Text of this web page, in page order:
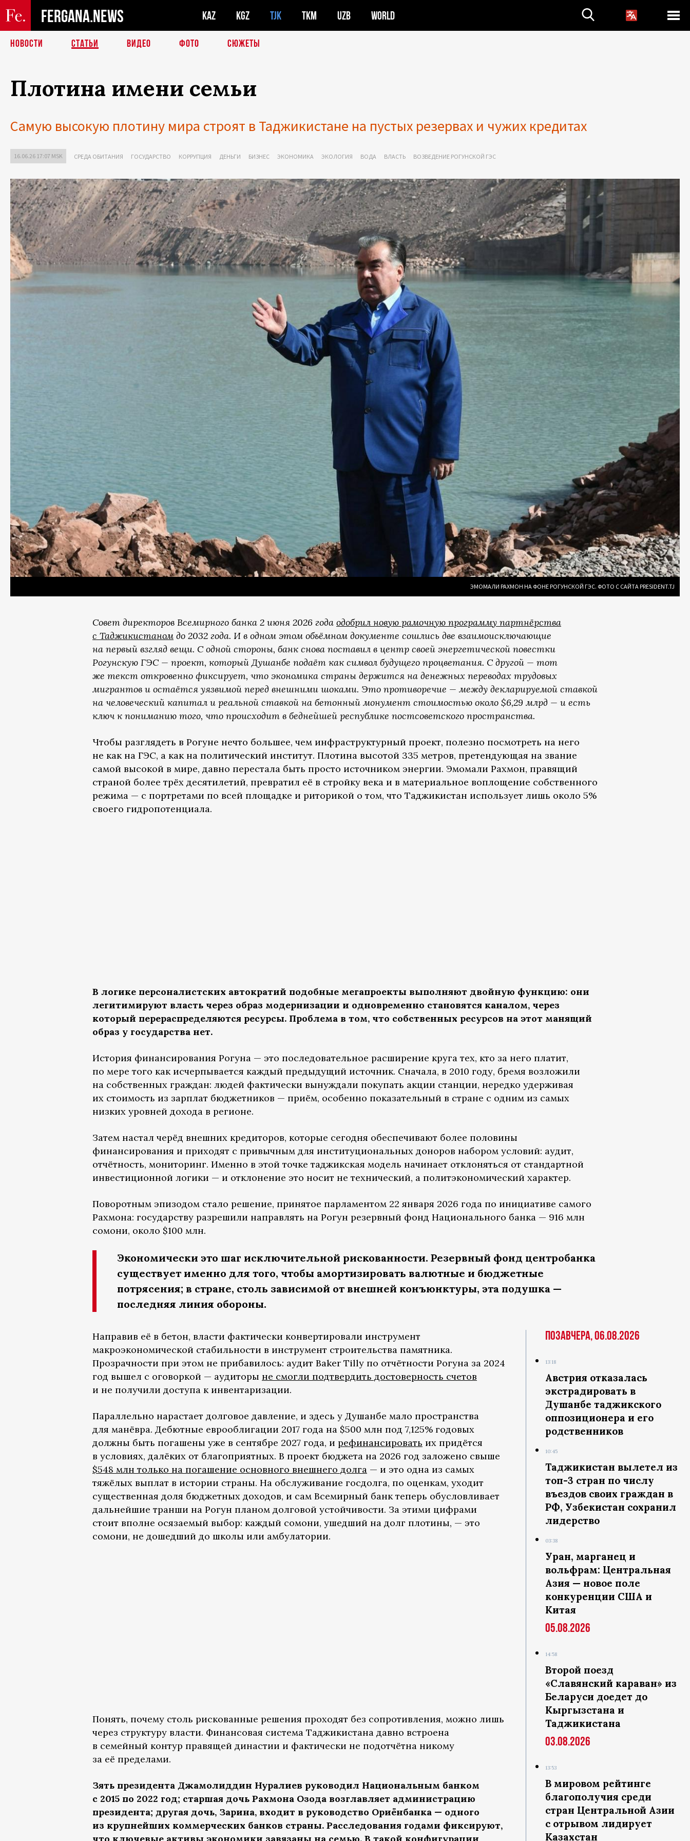
FERGANA.NEWS KAZ KGZ TJK TKM UZB WORLD
НОВОСТИ СТАТЬИ ВИДЕО ФОТО СЮЖЕТЫ
Плотина имени семьи
Самую высокую плотину мира строят в Таджикистане на пустых резервах и чужих кредитах
16.06.26 17:07 MSK СРЕДА ОБИТАНИЯ ГОСУДАРСТВО КОРРУПЦИЯ ДЕНЬГИ БИЗНЕС ЭКОНОМИКА ЭКОЛОГИЯ ВОДА ВЛАСТЬ ВОЗВЕДЕНИЕ РОГУНСКОЙ ГЭС
ЭМОМАЛИ РАХМОН НА ФОНЕ РОГУНСКОЙ ГЭС. ФОТО С САЙТА PRESIDENT.TJ
Совет директоров Всемирного банка 2 июня 2026 года одобрил новую рамочную программу партнёрства
с Таджикистаном до 2032 года. И в одном этом объёмном документе сошлись две взаимоисключающие
на первый взгляд вещи. С одной стороны, банк снова поставил в центр своей энергетической повестки
Рогунскую ГЭС — проект, который Душанбе подаёт как символ будущего процветания. С другой — тот
же текст откровенно фиксирует, что экономика страны держится на денежных переводах трудовых
мигрантов и остаётся уязвимой перед внешними шоками. Это противоречие — между декларируемой ставкой
на человеческий капитал и реальной ставкой на бетонный монумент стоимостью около $6,29 млрд — и есть
ключ к пониманию того, что происходит в беднейшей республике постсоветского пространства.
Чтобы разглядеть в Рогуне нечто большее, чем инфраструктурный проект, полезно посмотреть на него
не как на ГЭС, а как на политический институт. Плотина высотой 335 метров, претендующая на звание
самой высокой в мире, давно перестала быть просто источником энергии. Эмомали Рахмон, правящий
страной более трёх десятилетий, превратил её в стройку века и в материальное воплощение собственного
режима — с портретами по всей площадке и риторикой о том, что Таджикистан использует лишь около 5%
своего гидропотенциала.
В логике персоналистских автократий подобные мегапроекты выполняют двойную функцию: они
легитимируют власть через образ модернизации и одновременно становятся каналом, через
который перераспределяются ресурсы. Проблема в том, что собственных ресурсов на этот манящий
образ у государства нет.
История финансирования Рогуна — это последовательное расширение круга тех, кто за него платит,
по мере того как исчерпывается каждый предыдущий источник. Сначала, в 2010 году, бремя возложили
на собственных граждан: людей фактически вынуждали покупать акции станции, нередко удерживая
их стоимость из зарплат бюджетников — приём, особенно показательный в стране с одним из самых
низких уровней дохода в регионе.
Затем настал черёд внешних кредиторов, которые сегодня обеспечивают более половины
финансирования и приходят с привычным для институциональных доноров набором условий: аудит,
отчётность, мониторинг. Именно в этой точке таджикская модель начинает отклоняться от стандартной
инвестиционной логики — и отклонение это носит не технический, а политэкономический характер.
Поворотным эпизодом стало решение, принятое парламентом 22 января 2026 года по инициативе самого
Рахмона: государству разрешили направлять на Рогун резервный фонд Национального банка — 916 млн
сомони, около $100 млн.
Экономически это шаг исключительной рискованности. Резервный фонд центробанка
существует именно для того, чтобы амортизировать валютные и бюджетные
потрясения; в стране, столь зависимой от внешней конъюнктуры, эта подушка —
последняя линия обороны.
Позавчера, 06.08.2026
13:18
Австрия отказалась
экстрадировать в
Душанбе таджикского
оппозиционера и его
родственников
10:45
Таджикистан вылетел из
топ-3 стран по числу
въездов своих граждан в
РФ, Узбекистан сохранил
лидерство
03:38
Уран, марганец и
вольфрам: Центральная
Азия — новое поле
конкуренции США и
Китая
05.08.2026
14:58
Второй поезд
«Славянский караван» из
Беларуси доедет до
Кыргызстана и
Таджикистана
03.08.2026
13:53
В мировом рейтинге
благополучия среди
стран Центральной Азии
с отрывом лидирует
Казахстан
Направив её в бетон, власти фактически конвертировали инструмент
макроэкономической стабильности в инструмент строительства памятника.
Прозрачности при этом не прибавилось: аудит Baker Tilly по отчётности Рогуна за 2024
год вышел с оговоркой — аудиторы не смогли подтвердить достоверность счетов
и не получили доступа к инвентаризации.
Параллельно нарастает долговое давление, и здесь у Душанбе мало пространства
для манёвра. Дебютные еврооблигации 2017 года на $500 млн под 7,125% годовых
должны быть погашены уже в сентябре 2027 года, и рефинансировать их придётся
в условиях, далёких от благоприятных. В проект бюджета на 2026 год заложено свыше
$548 млн только на погашение основного внешнего долга — и это одна из самых
тяжёлых выплат в истории страны. На обслуживание госдолга, по оценкам, уходит
существенная доля бюджетных доходов, и сам Всемирный банк теперь обусловливает
дальнейшие транши на Рогун планом долговой устойчивости. За этими цифрами
стоит вполне осязаемый выбор: каждый сомони, ушедший на долг плотины, — это
сомони, не дошедший до школы или амбулатории.
Понять, почему столь рискованные решения проходят без сопротивления, можно лишь
через структуру власти. Финансовая система Таджикистана давно встроена
в семейный контур правящей династии и фактически не подотчётна никому
за её пределами.
Зять президента Джамолиддин Нуралиев руководил Национальным банком
с 2015 по 2022 год; старшая дочь Рахмона Озода возглавляет администрацию
президента; другая дочь, Зарина, входит в руководство Ориёнбанка — одного
из крупнейших коммерческих банков страны. Расследования годами фиксируют,
что ключевые активы экономики завязаны на семью. В такой конфигурации